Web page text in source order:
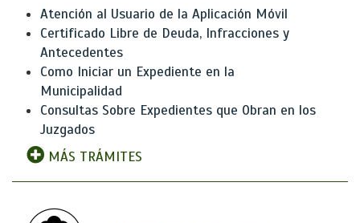
Atención al Usuario de la Aplicación Móvil
Certificado Libre de Deuda, Infracciones y
Antecedentes
Como Iniciar un Expediente en la
Municipalidad
Consultas Sobre Expedientes que Obran en los
Juzgados
MÁS TRÁMITES